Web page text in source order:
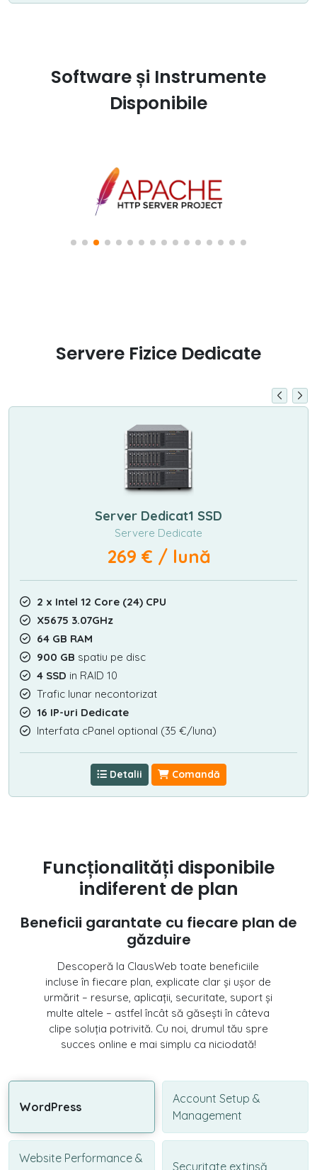
Software și Instrumente
Disponibile
Servere Fizice Dedicate
Server Dedicat1 SSD
Servere Dedicate
269 € / lună
2 x Intel 12 Core (24) CPU
X5675 3.07GHz
64 GB RAM
900 GB spatiu pe disc
4 SSD in RAID 10
Trafic lunar necontorizat
16 IP-uri Dedicate
Interfata cPanel optional (35 €/luna)
Detalii Comandă
Funcționalități disponibile
indiferent de plan
Beneficii garantate cu fiecare plan de
găzduire
Descoperă la ClausWeb toate beneficiile
incluse în fiecare plan, explicate clar și ușor de
urmărit – resurse, aplicații, securitate, suport și
multe altele – astfel încât să găsești în câteva
clipe soluția potrivită. Cu noi, drumul tău spre
succes online e mai simplu ca niciodată!
WordPress
Account Setup &
Management
Website Performance &
Securitate extinsă